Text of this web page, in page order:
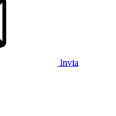
Invia